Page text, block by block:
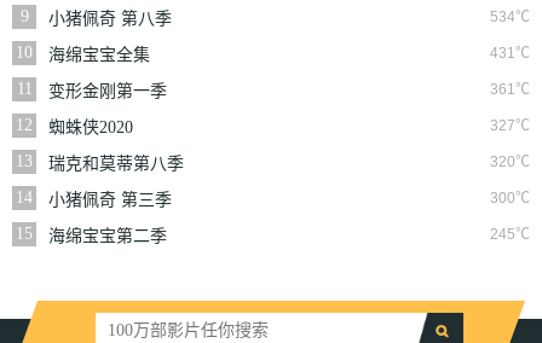
9
534℃
小猪佩奇 第八季
10
431℃
海绵宝宝全集
11
361℃
变形金刚第一季
12
327℃
蜘蛛侠2020
13
320℃
瑞克和莫蒂第八季
14
300℃
小猪佩奇 第三季
15
245℃
海绵宝宝第二季